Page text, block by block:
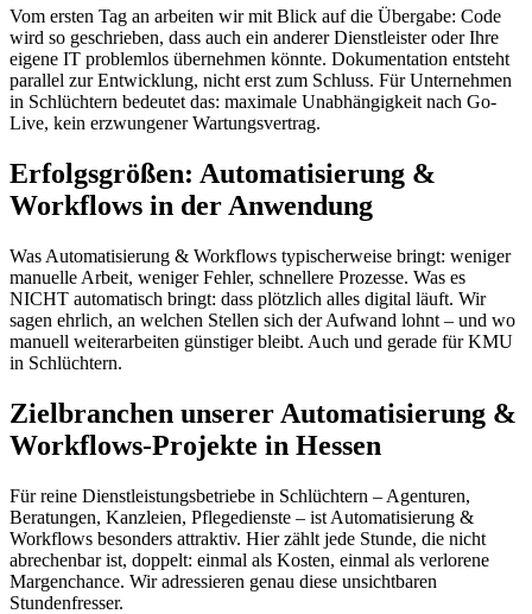
Vom ersten Tag an arbeiten wir mit Blick auf die Übergabe: Code
wird so geschrieben, dass auch ein anderer Dienstleister oder Ihre
eigene IT problemlos übernehmen könnte. Dokumentation entsteht
parallel zur Entwicklung, nicht erst zum Schluss. Für Unternehmen
in Schlüchtern bedeutet das: maximale Unabhängigkeit nach Go-
Live, kein erzwungener Wartungsvertrag.
Erfolgsgrößen: Automatisierung &
Workflows in der Anwendung
Was Automatisierung & Workflows typischerweise bringt: weniger
manuelle Arbeit, weniger Fehler, schnellere Prozesse. Was es
NICHT automatisch bringt: dass plötzlich alles digital läuft. Wir
sagen ehrlich, an welchen Stellen sich der Aufwand lohnt – und wo
manuell weiterarbeiten günstiger bleibt. Auch und gerade für KMU
in Schlüchtern.
Zielbranchen unserer Automatisierung &
Workflows-Projekte in Hessen
Für reine Dienstleistungsbetriebe in Schlüchtern – Agenturen,
Beratungen, Kanzleien, Pflegedienste – ist Automatisierung &
Workflows besonders attraktiv. Hier zählt jede Stunde, die nicht
abrechenbar ist, doppelt: einmal als Kosten, einmal als verlorene
Margenchance. Wir adressieren genau diese unsichtbaren
Stundenfresser.